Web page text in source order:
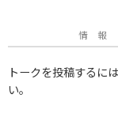
情 報
トークを投稿するに
い。